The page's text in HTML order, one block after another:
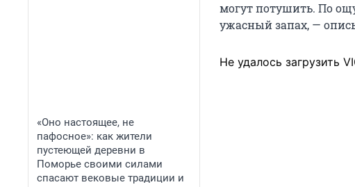
«Оно настоящее, не
пафосное»: как жители
пустеющей деревни в
Поморье своими силами
спасают вековые традиции и
могут потушить. По
ужасный запах, —
Не удалось загрузить